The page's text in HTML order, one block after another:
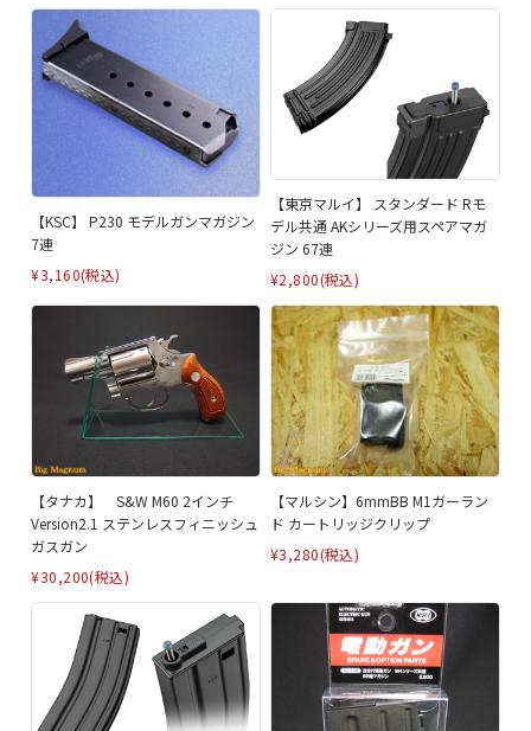
【KSC】 P230 モデルガンマガジン
7連
¥3,160(税込)
【東京マルイ】 スタンダード Rモ
デル共通 AKシリーズ用スペアマガ
ジン 67連
¥2,800(税込)
【タナカ】 S&W M60 2インチ
Version2.1 ステンレスフィニッシュ
ガスガン
¥30,200(税込)
【マルシン】6mmBB M1ガーラン
ド カートリッジクリップ
¥3,280(税込)